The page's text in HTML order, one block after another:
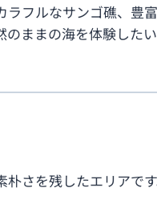
フルなサンゴ礁、豊
ままの海を体験した
さを残したエリアで